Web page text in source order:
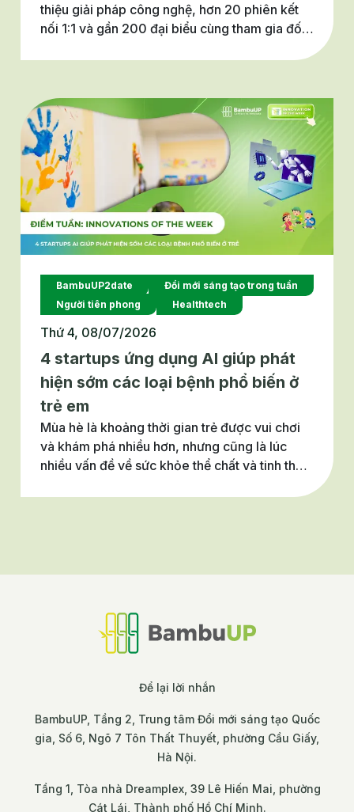
thiệu giải pháp công nghệ, hơn 20 phiên kết
nối 1:1 và gần 200 đại biểu cùng tham gia đối
trong lĩnh vực hiệu quả năng lượng (AIS4EE).
BambuUP2date
Đổi mới sáng tạo trong tuần
Người tiên phong
Healthtech
Thứ 4, 08/07/2026
4 startups ứng dụng AI giúp phát
hiện sớm các loại bệnh phổ biến ở
trẻ em
Mùa hè là khoảng thời gian trẻ được vui chơi
và khám phá nhiều hơn, nhưng cũng là lúc
nhiều vấn đề về sức khỏe thể chất và tinh thần
Để lại lời nhắn
BambuUP, Tầng 2, Trung tâm Đổi mới sáng tạo Quốc
gia, Số 6, Ngõ 7 Tôn Thất Thuyết, phường Cầu Giấy,
Hà Nội.
Tầng 1, Tòa nhà Dreamplex, 39 Lê Hiến Mai, phường
Cát Lái, Thành phố Hồ Chí Minh.